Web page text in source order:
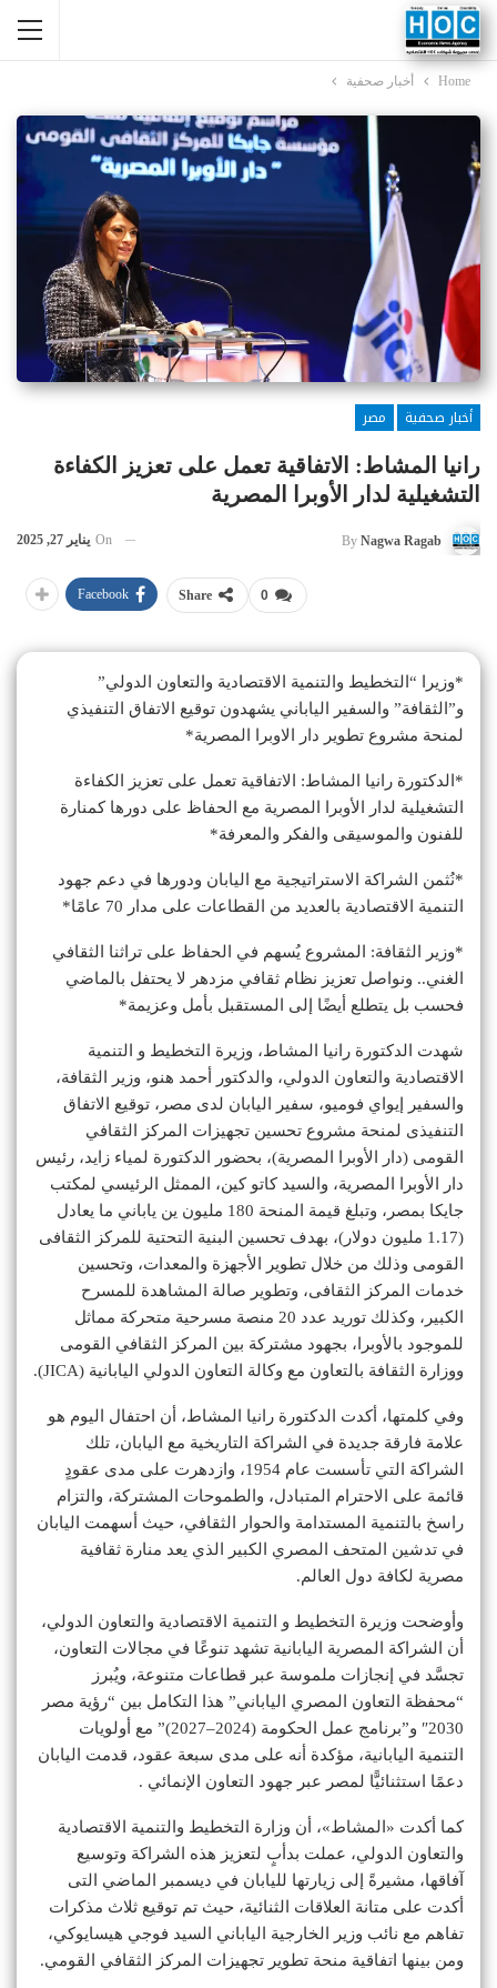
Home أخبار صحفية
أخبار صحفية
مصر
رانيا المشاط: الاتفاقية تعمل على تعزيز الكفاءة
التشغيلية لدار الأوبرا المصرية
By Nagwa Ragab
On يناير 27, 2025
0
Share
Facebook
*وزيرا “التخطيط والتنمية الاقتصادية والتعاون الدولي”
و”الثقافة” والسفير الياباني يشهدون توقيع الاتفاق التنفيذي
لمنحة مشروع تطوير دار الاوبرا المصرية*
*الدكتورة رانيا المشاط: الاتفاقية تعمل على تعزيز الكفاءة
التشغيلية لدار الأوبرا المصرية مع الحفاظ على دورها كمنارة
للفنون والموسيقى والفكر والمعرفة*
*نُثمن الشراكة الاستراتيجية مع اليابان ودورها في دعم جهود
التنمية الاقتصادية بالعديد من القطاعات على مدار 70 عامًا*
*وزير الثقافة: المشروع يُسهم في الحفاظ على تراثنا الثقافي
الغني.. ونواصل تعزيز نظام ثقافي مزدهر لا يحتفل بالماضي
فحسب بل يتطلع أيضًا إلى المستقبل بأمل وعزيمة*
شهدت الدكتورة رانيا المشاط، وزيرة التخطيط و التنمية
الاقتصادية والتعاون الدولي، والدكتور أحمد هنو، وزير الثقافة،
والسفير إيواي فوميو، سفير اليابان لدى مصر، توقيع الاتفاق
التنفيذى لمنحة مشروع تحسين تجهيزات المركز الثقافي
القومى (دار الأوبرا المصرية)، بحضور الدكتورة لمياء زايد، رئيس
دار الأوبرا المصرية، والسيد كاتو كين، الممثل الرئيسي لمكتب
جايكا بمصر، وتبلغ قيمة المنحة 180 مليون ين ياباني ما يعادل
(1.17 مليون دولار)، بهدف تحسين البنية التحتية للمركز الثقافى
القومى وذلك من خلال تطوير الأجهزة والمعدات، وتحسين
خدمات المركز الثقافى، وتطوير صالة المشاهدة للمسرح
الكبير، وكذلك توريد عدد 20 منصة مسرحية متحركة مماثل
للموجود بالأوبرا، بجهود مشتركة بين المركز الثقافي القومى
ووزارة الثقافة بالتعاون مع وكالة التعاون الدولي اليابانية (JICA).
وفي كلمتها، أكدت الدكتورة رانيا المشاط، أن احتفال اليوم هو
علامة فارقة جديدة في الشراكة التاريخية مع اليابان، تلك
الشراكة التي تأسست عام 1954، وازدهرت على مدى عقودٍ
قائمة على الاحترام المتبادل، والطموحات المشتركة، والتزام
راسخ بالتنمية المستدامة والحوار الثقافي، حيث أسهمت اليابان
في تدشين المتحف المصري الكبير الذي يعد منارة ثقافية
مصرية لكافة دول العالم.
وأوضحت وزيرة التخطيط و التنمية الاقتصادية والتعاون الدولي،
أن الشراكة المصرية اليابانية تشهد تنوعًا في مجالات التعاون،
تجسَّد في إنجازات ملموسة عبر قطاعات متنوعة، ويُبرز
“محفظة التعاون المصري الياباني” هذا التكامل بين “رؤية مصر
2030″ و”برنامج عمل الحكومة (2024–2027)” مع أولويات
التنمية اليابانية، مؤكدة أنه على مدى سبعة عقود، قدمت اليابان
دعمًا استثنائيًّا لمصر عبر جهود التعاون الإنمائي .
كما أكدت «المشاط»، أن وزارة التخطيط والتنمية الاقتصادية
والتعاون الدولي، عملت بدأبٍ لتعزيز هذه الشراكة وتوسيع
آفاقها، مشيرةً إلى زيارتها لليابان في ديسمبر الماضي التى
أكدت على متانة العلاقات الثنائية، حيث تم توقيع ثلاث مذكرات
تفاهم مع نائب وزير الخارجية الياباني السيد فوجي هيسايوكي،
ومن بينها اتفاقية منحة تطوير تجهيزات المركز الثقافي القومي.